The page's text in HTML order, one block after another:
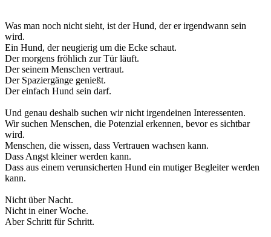
Was man noch nicht sieht, ist der Hund, der er irgendwann sein
wird.
Ein Hund, der neugierig um die Ecke schaut.
Der morgens fröhlich zur Tür läuft.
Der seinem Menschen vertraut.
Der Spaziergänge genießt.
Der einfach Hund sein darf.
Und genau deshalb suchen wir nicht irgendeinen Interessenten.
Wir suchen Menschen, die Potenzial erkennen, bevor es sichtbar
wird.
Menschen, die wissen, dass Vertrauen wachsen kann.
Dass Angst kleiner werden kann.
Dass aus einem verunsicherten Hund ein mutiger Begleiter werden
kann.
Nicht über Nacht.
Nicht in einer Woche.
Aber Schritt für Schritt.